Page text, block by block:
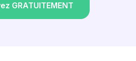
GRATUITEMENT